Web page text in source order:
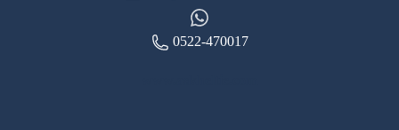
0522-470017